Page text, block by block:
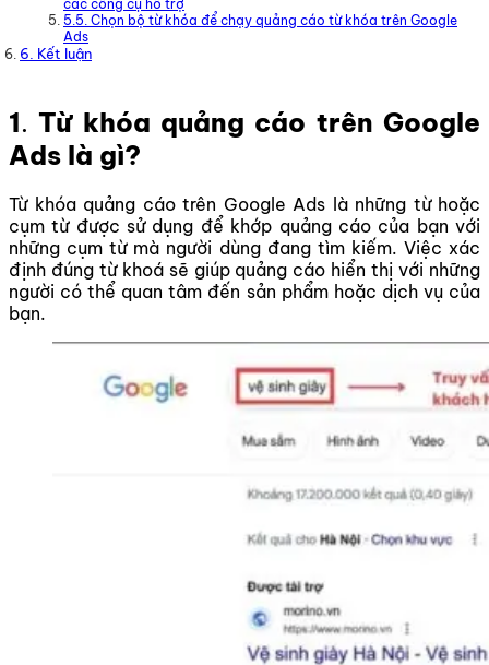
các công cụ hỗ trợ
5.5. Chọn bộ từ khóa để chạy quảng cáo từ khóa trên Google
Ads
6. Kết luận
1. Từ khóa quảng cáo trên Google
Ads là gì?
Từ khóa quảng cáo trên Google Ads là những từ hoặc
cụm từ được sử dụng để khớp quảng cáo của bạn với
những cụm từ mà người dùng đang tìm kiếm. Việc xác
định đúng từ khoá sẽ giúp quảng cáo hiển thị với những
người có thể quan tâm đến sản phẩm hoặc dịch vụ của
bạn.